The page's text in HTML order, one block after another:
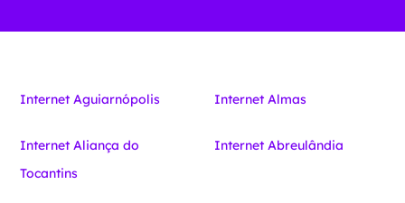
Internet Aguiarnópolis Internet Almas
Internet Aliança do
Tocantins
Internet Abreulândia